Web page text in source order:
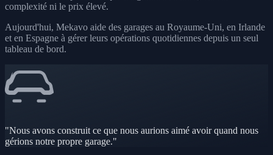
complexité ni le prix élevé.
Aujourd'hui, Mekavo aide des garages au Royaume-Uni, en Irlande
et en Espagne à gérer leurs opérations quotidiennes depuis un seul
tableau de bord.
"Nous avons construit ce que nous aurions aimé avoir quand nous
gérions notre propre garage."